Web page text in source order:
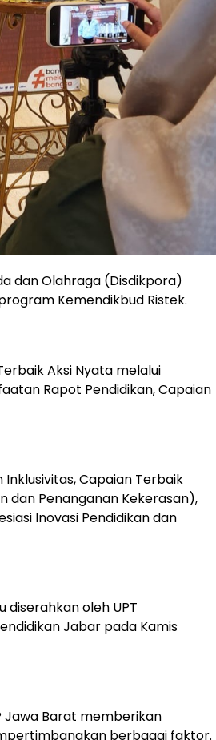
dan Olahraga (Disdikpora)
Kemendikbud Ristek.
Aksi Nyata melalui
Rapot Pendidikan, Capaian
Capaian Terbaik
dan Penanganan Kekerasan),
Inovasi Pendidikan dan
oleh UPT
Jabar pada Kamis
Jawa Barat memberikan
berbagai faktor.